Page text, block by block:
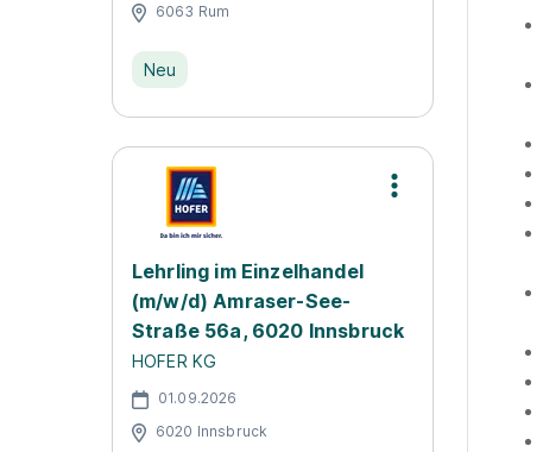
6063 Rum
Neu
Lehrling im Einzelhandel
(m/w/d) Amraser-See-
Straße 56a, 6020 Innsbruck
HOFER KG
01.09.2026
6020 Innsbruck